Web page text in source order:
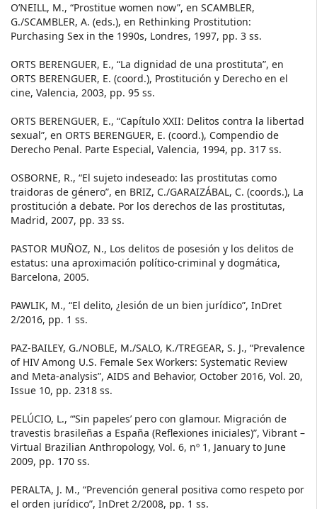
O’NEILL, M., “Prostitue women now”, en SCAMBLER,
G./SCAMBLER, A. (eds.), en Rethinking Prostitution:
Purchasing Sex in the 1990s, Londres, 1997, pp. 3 ss.
ORTS BERENGUER, E., “La dignidad de una prostituta”, en
ORTS BERENGUER, E. (coord.), Prostitución y Derecho en el
cine, Valencia, 2003, pp. 95 ss.
ORTS BERENGUER, E., “Capítulo XXII: Delitos contra la libertad
sexual”, en ORTS BERENGUER, E. (coord.), Compendio de
Derecho Penal. Parte Especial, Valencia, 1994, pp. 317 ss.
OSBORNE, R., “El sujeto indeseado: las prostitutas como
traidoras de género”, en BRIZ, C./GARAIZÁBAL, C. (coords.), La
prostitución a debate. Por los derechos de las prostitutas,
Madrid, 2007, pp. 33 ss.
PASTOR MUÑOZ, N., Los delitos de posesión y los delitos de
estatus: una aproximación político-criminal y dogmática,
Barcelona, 2005.
PAWLIK, M., “El delito, ¿lesión de un bien jurídico”, InDret
2/2016, pp. 1 ss.
PAZ-BAILEY, G./NOBLE, M./SALO, K./TREGEAR, S. J., “Prevalence
of HIV Among U.S. Female Sex Workers: Systematic Review
and Meta-analysis”, AIDS and Behavior, October 2016, Vol. 20,
Issue 10, pp. 2318 ss.
PELÚCIO, L., “‘Sin papeles’ pero con glamour. Migración de
travestis brasileñas a España (Reflexiones iniciales)”, Vibrant –
Virtual Brazilian Anthropology, Vol. 6, nº 1, January to June
2009, pp. 170 ss.
PERALTA, J. M., “Prevención general positiva como respeto por
el orden jurídico”, InDret 2/2008, pp. 1 ss.